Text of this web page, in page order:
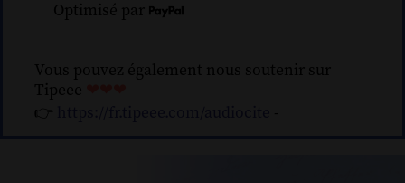
Optimisé par
Vous pouvez également nous soutenir sur
Tipeee
👉
-